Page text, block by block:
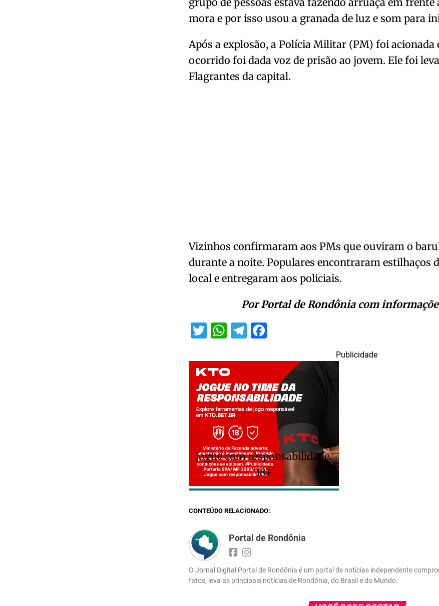
mora e por isso usou a granada de luz e som para
Após a explosão, a Polícia Militar (PM) foi acionada
ocorrido foi dada voz de prisão ao jovem. Ele foi
Flagrantes da capital.
Vizinhos confirmaram aos PMs que ouviram o
durante a noite. Populares encontraram estilhaços
local e entregaram aos policiais.
Por Portal de Rondônia com
Twitter
WhatsApp
Telegram
Publicidade
Jogue com responsabilidade.
18+
CONTEÚDO RELACIONADO:
Portal de Rondônia
O Jornal Digital Portal de Rondônia é um portal de notícias independente
fatos, leva as principais notícias de Rondônia, do Brasil e do Mundo.